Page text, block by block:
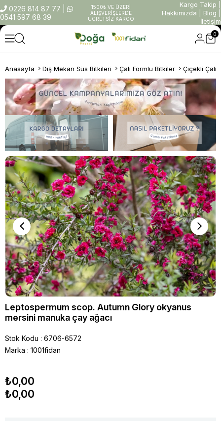
0226 814 87 77
0541 597 68 39
1500₺ VE ÜZERİ
ALIŞVERİŞLERDE
ÜCRETSİZ KARGO
Kargo Takip
Hakkımızda
Blog
İletişim
0
Anasayfa Dış Mekan Süs Bitkileri Çalı Formlu Bitkiler Çiçekli
Leptospermum scop. Autumn Glory okyanus
mersini manuka çay ağacı
Stok Kodu
6706-6572
Marka : 1001fidan
₺0,00
₺0,00